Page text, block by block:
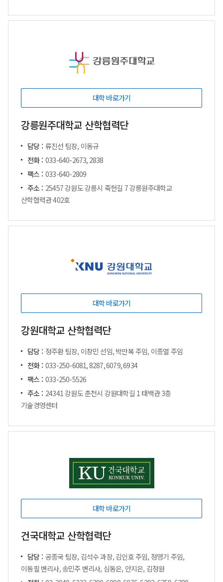
대학 바로가기
강릉원주대학교 산학협력단
담당 : 류진선 팀장, 이동규
전화 : 033-640-2673, 2838
팩스 : 033-640-2809
주소 : 25457 강원도 강릉시 죽헌길 7 강릉원주대학교
산학협력관 402호
대학 바로가기
강원대학교 산학협력단
담당 : 정주환 팀장, 이창민 선임, 박만복 주임, 이종열 주임
전화 : 033-250-6081, 8287, 6079, 6934
팩스 : 033-250-5526
주소 : 24341 강원도 춘천시 강원대학길 1 태백관 3층
기술경영센터
대학 바로가기
건국대학교 산학협력단
담당 : 공종국 팀장, 김석수 과장, 김인호 주임, 정영기 주임,
이동필 변리사, 송민주 변리사, 심동은, 안지은, 김정원